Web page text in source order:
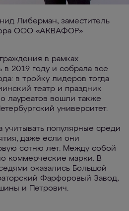
Либерман, заместитель
ООО «АКВАФОР»
в рамках
в 2019 году и собрала все
в тройку лидеров тогда
театр и праздник
лауреатов вошли также
университет.
учитывать популярные среди
даже если они
сотню лет. Между собой
коммерческие марки. В
оказались Большой
Фарфоровый Завод,
и Петрович.